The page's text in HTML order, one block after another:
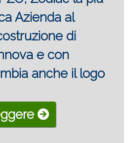
Azienda al
di
e con
anche il logo
“ZODIAC
N-